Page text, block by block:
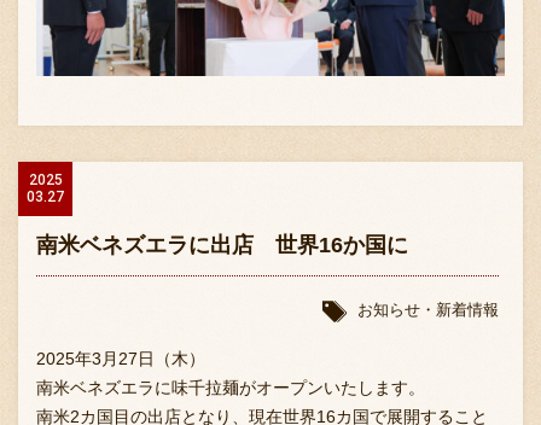
TEL:096-349-2222
096-349-2288
2025
03.27
南米ベネズエラに出店 世界16か国に
お知らせ・新着情報
2025年3月27日（木）
南米ベネズエラに味千拉麺がオープンいたします。
南米2カ国目の出店となり、現在世界16カ国で展開すること